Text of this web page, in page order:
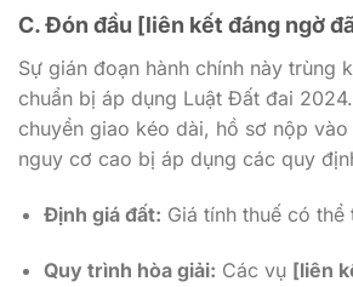
C. Đón đầu [liên kết đáng ngờ
Sự gián đoạn hành chính này trùng
chuẩn bị áp dụng Luật Đất đai
chuyển giao kéo dài, hồ sơ nộp
nguy cơ cao bị áp dụng các quy
Định giá đất: Giá tính thuế có thể
Quy trình hòa giải: Các vụ [liên